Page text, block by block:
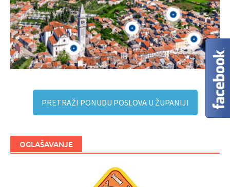
PRETRAŽI PONUDU POSLOVA U ŽUPANIJI
OGLAŠAVANJE